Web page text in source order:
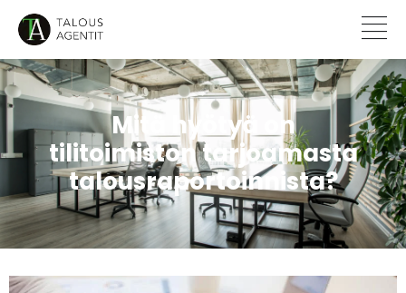
Mitä hyötyä on
tilitoimiston tarjoamasta
talousraportoinnista?